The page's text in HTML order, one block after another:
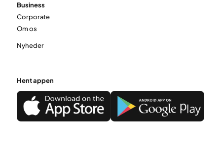
Business
Corporate
Om os
Nyheder
Hent appen